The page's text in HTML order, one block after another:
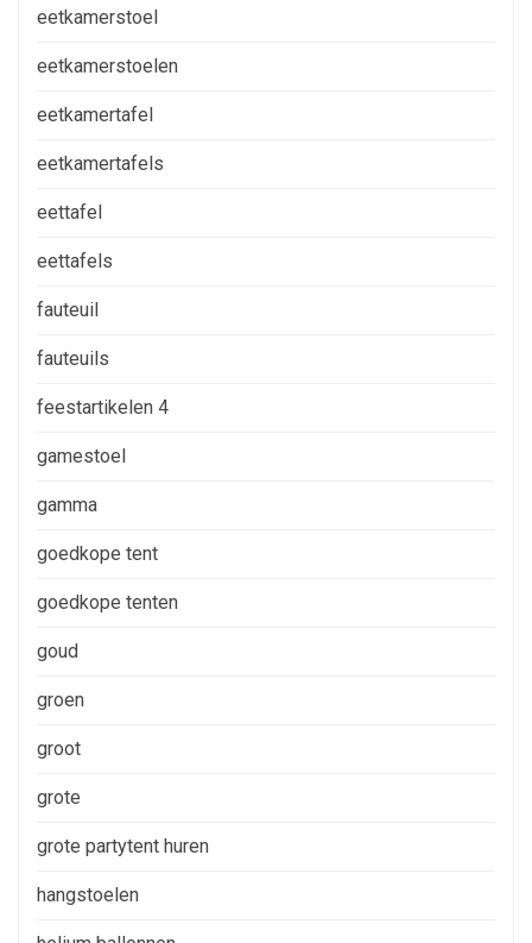
eetkamerstoel
eetkamerstoelen
eetkamertafel
eetkamertafels
eettafel
eettafels
fauteuil
fauteuils
feestartikelen 4
gamestoel
gamma
goedkope tent
goedkope tenten
goud
groen
groot
grote
grote partytent huren
hangstoelen